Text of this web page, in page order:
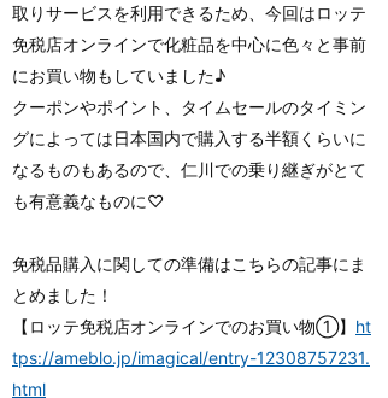
取りサービスを利用できるため、今回はロッテ
免税店オンラインで化粧品を中心に色々と事前
にお買い物もしていました♪
クーポンやポイント、タイムセールのタイミン
グによっては日本国内で購入する半額くらいに
なるものもあるので、仁川での乗り継ぎがとて
も有意義なものに♡
免税品購入に関しての準備はこちらの記事にま
とめました！
【ロッテ免税店オンラインでのお買い物①】 ht
tps://ameblo.jp/imagical/entry-12308757231.
html